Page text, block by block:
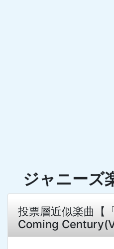
ジャニーズ
投票層近似楽曲【
Coming